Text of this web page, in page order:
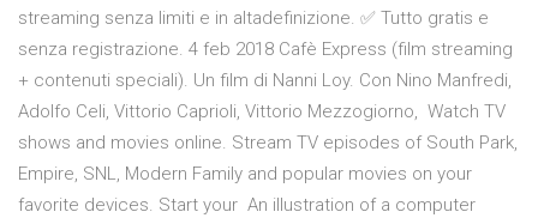
streaming senza limiti e in altadefinizione. ✅ Tutto gratis e
senza registrazione. 4 feb 2018 Cafè Express (film streaming
+ contenuti speciali). Un film di Nanni Loy. Con Nino Manfredi,
Adolfo Celi, Vittorio Caprioli, Vittorio Mezzogiorno, Watch TV
shows and movies online. Stream TV episodes of South Park,
Empire, SNL, Modern Family and popular movies on your
favorite devices. Start your An illustration of a computer